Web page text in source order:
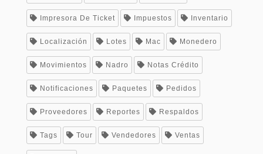
Impresora De Ticket Impuestos Inventario
Localización Lotes Mac Monedero
Movimientos Nadro Notas Crédito
Notificaciones Paquetes Pedidos
Proveedores Reportes Respaldos
Tags Tour Vendedores Ventas